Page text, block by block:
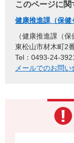
このページに
健康推進課（保健
健康推進課（保
東松山市材木町2
Tel：0493-24-
メールでのお問